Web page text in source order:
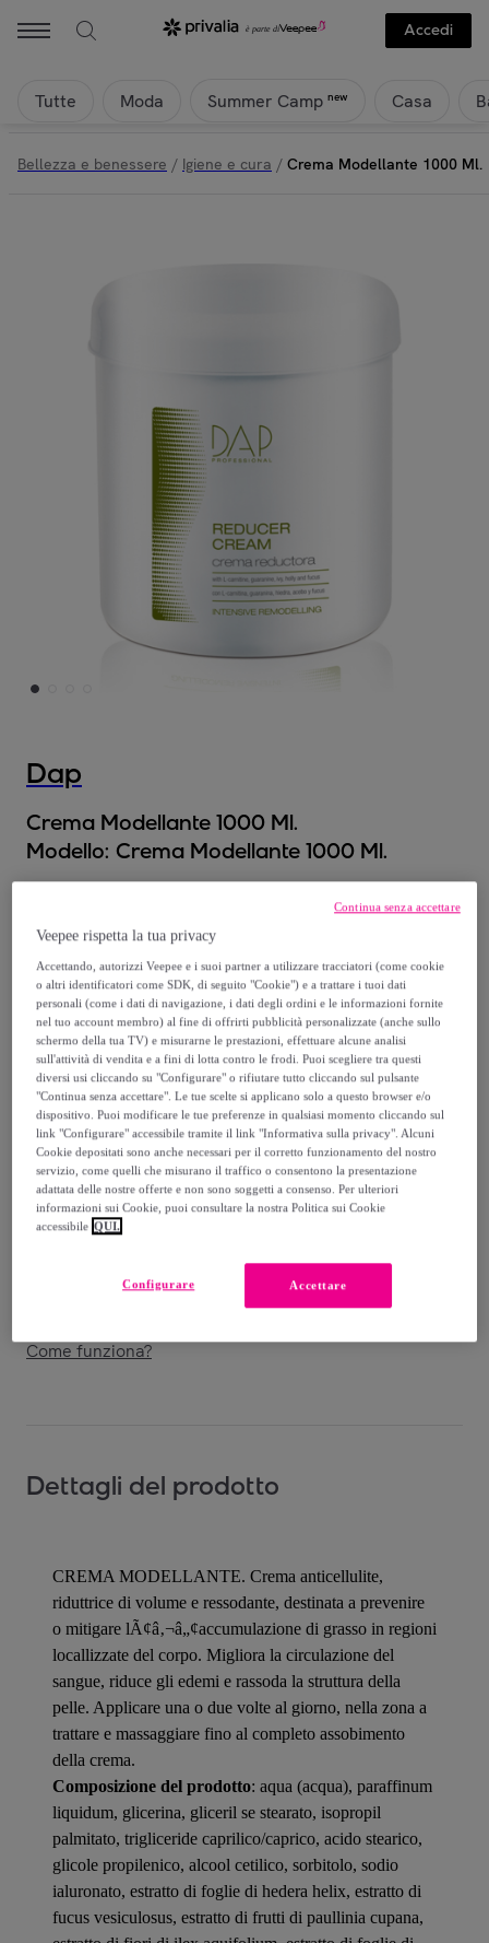
Accedi
Tutte Moda Summer Camp new Casa
Bellezza e benessere / Igiene e cura / Crema Modellante 1000 Ml.
Dap
Crema Modellante 1000 Ml.
Modello: Crema Modellante 1000 Ml.
120, €
- 75%
Venduto daPostquam Cosmetic
Consegna
Consegna da5,99 €
Gratuita da 50 € di acquisto
Consegna: tra il12/08
Come funziona?
Dettagli del prodotto
CREMA MODELLANTE. Crema anticellulite,
riduttrice di volume e ressodante, destinata a prevenire
o mitigare lÃ¢â‚¬â„¢accumulazione di grasso in regioni
locallizzate del corpo. Migliora la circulazione del
sangue, riduce gli edemi e rassoda la struttura della
pelle. Applicare una o due volte al giorno, nella zona a
trattare e massaggiare fino al completo assobimento
della crema.
Composizione del prodotto: aqua (acqua), paraffinum
liquidum, glicerina, gliceril se stearato, isopropil
palmitato, trigliceride caprilico/caprico, acido stearico,
glicole propilenico, alcool cetilico, sorbitolo, sodio
ialuronato, estratto di foglie di hedera helix, estratto di
fucus vesiculosus, estratto di frutti di paullinia cupana,
Veepee rispetta la tua privacy
Accettando, autorizzi Veepee e i suoi partner a utilizzare tracciatori (come cookie
o altri identificatori come SDK, di seguito "Cookie") e a trattare i tuoi dati
personali (come i dati di navigazione, i dati degli ordini e le informazioni fornite
nel tuo account membro) al fine di offrirti pubblicità personalizzate (anche sullo
schermo della tua TV) e misurarne le prestazioni, effettuare alcune analisi
sull'attività di vendita e a fini di lotta contro le frodi. Puoi scegliere tra questi
diversi usi cliccando su "Configurare" o rifiutare tutto cliccando sul pulsante
"Continua senza accettare". Le tue scelte si applicano solo a questo browser e/o
dispositivo. Puoi modificare le tue preferenze in qualsiasi momento cliccando sul
link "Configurare" accessibile tramite il link "Informativa sulla privacy". Alcuni
Cookie depositati sono anche necessari per il corretto funzionamento del nostro
servizio, come quelli che misurano il traffico o consentono la presentazione
adattata delle nostre offerte e non sono soggetti a consenso. Per ulteriori
informazioni sui Cookie, puoi consultare la nostra Politica sui Cookie
accessibile QUI.
Accettare
Configurare
Continua senza accettare